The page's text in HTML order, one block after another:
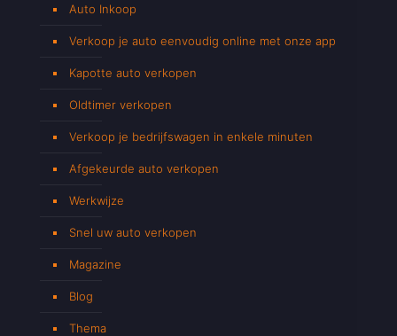
Auto Inkoop
Verkoop je auto eenvoudig online met onze app
Kapotte auto verkopen
Oldtimer verkopen
Verkoop je bedrijfswagen in enkele minuten
Afgekeurde auto verkopen
Werkwijze
Snel uw auto verkopen
Magazine
Blog
Thema